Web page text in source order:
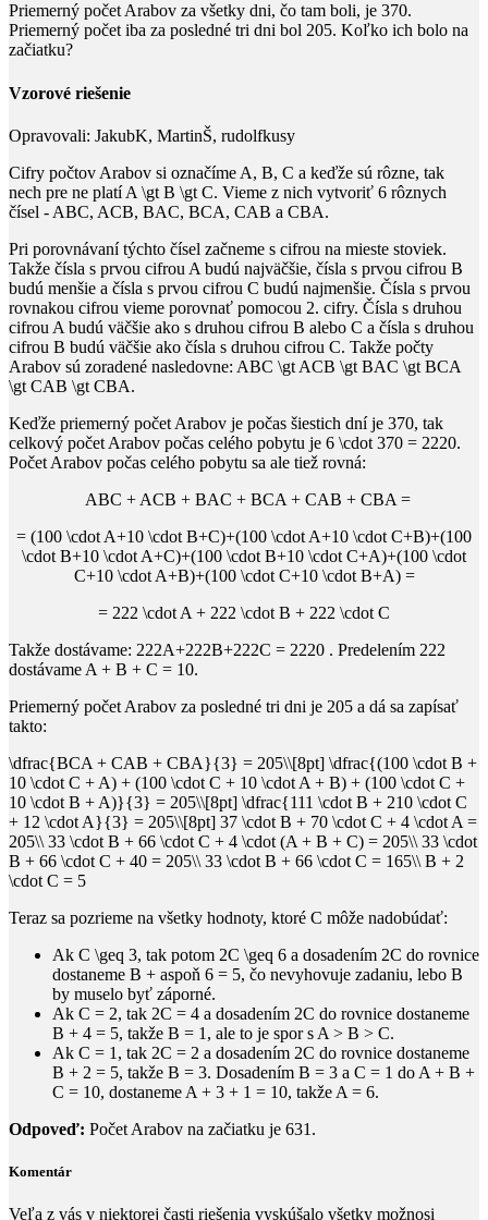
Priemerný počet Arabov za všetky dni, čo tam boli, je 370.
Priemerný počet iba za posledné tri dni bol 205. Koľko ich bolo na
začiatku?
Vzorové riešenie
Opravovali: JakubK, MartinŠ, rudolfkusy
Cifry počtov Arabov si označíme A, B, C a keďže sú rôzne, tak
nech pre ne platíA \gt B \gt C. Vieme z nich vytvoriť 6 rôznych
čísel - ABC, ACB, BAC, BCA, CAB a CBA.
Pri porovnávaní týchto čísel začneme s cifrou na mieste stoviek.
Takže čísla s prvou cifrou A budú najväčšie, čísla s prvou cifrou B
budú menšie a čísla s prvou cifrou C budú najmenšie. Čísla s prvou
rovnakou cifrou vieme porovnať pomocou 2. cifry. Čísla s druhou
cifrou A budú väčšie ako s druhou cifrou B alebo C a čísla s druhou
cifrou B budú väčšie ako čísla s druhou cifrou C. Takže počty
Arabov sú zoradené nasledovne: ABC \gt ACB \gt BAC \gt BCA
\gt CAB \gt CBA.
Keďže priemerný počet Arabov je počas šiestich dní je 370, tak
celkový počet Arabov počas celého pobytu je 6 \cdot 370 = 2220.
Počet Arabov počas celého pobytu sa ale tiež rovná:
ABC + ACB + BAC + BCA + CAB + CBA =
= (100 \cdot A+10 \cdot B+C)+(100 \cdot A+10 \cdot C+B)+(100
\cdot B+10 \cdot A+C)+(100 \cdot B+10 \cdot C+A)+(100 \cdot
C+10 \cdot A+B)+(100 \cdot C+10 \cdot B+A) =
= 222 \cdot A + 222 \cdot B + 222 \cdot C
Takže dostávame: 222A+222B+222C = 2220 . Predelením 222
dostávame A + B + C = 10.
Priemerný počet Arabov za posledné tri dni je 205 a dá sa zapísať
takto:
\dfrac{BCA + CAB + CBA}{3} = 205\\[8pt] \dfrac{(100 \cdot B +
10 \cdot C + A) + (100 \cdot C + 10 \cdot A + B) + (100 \cdot C +
10 \cdot B + A)}{3} = 205\\[8pt] \dfrac{111 \cdot B + 210 \cdot C
+ 12 \cdot A}{3} = 205\\[8pt] 37 \cdot B + 70 \cdot C + 4 \cdot A =
205\\ 33 \cdot B + 66 \cdot C + 4 \cdot (A + B + C) = 205\\ 33 \cdot
B + 66 \cdot C + 40 = 205\\ 33 \cdot B + 66 \cdot C = 165\\ B + 2
\cdot C = 5
Teraz sa pozrieme na všetky hodnoty, ktoré C môže nadobúdať:
Ak C \geq 3, tak potom 2C \geq 6 a dosadením 2C do rovnice
dostaneme B + aspoň 6 = 5, čo nevyhovuje zadaniu, lebo B
by muselo byť záporné.
Ak C = 2, tak 2C = 4 a dosadením 2C do rovnice dostaneme
B + 4 = 5, takže B = 1 , ale to je spor s A > B > C.
Ak C = 1 , tak 2C = 2 a dosadením 2C do rovnice dostaneme
B + 2 = 5, takže B = 3. Dosadením B = 3 a C = 1 do A + B +
C = 10, dostaneme A + 3 + 1 = 10, takže A = 6.
Odpoveď: Počet Arabov na začiatku je 631 .
Komentár
Veľa z vás v niektorej časti riešenia vyskúšalo všetky možnosi